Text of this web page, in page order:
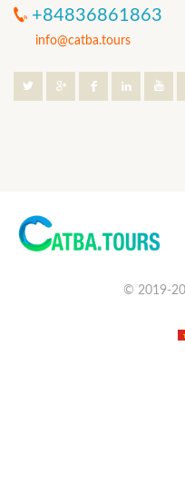
+84836861863
info@catba.tours
© 2019-